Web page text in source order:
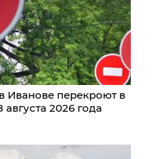
Иванове перекроют в
2026 года